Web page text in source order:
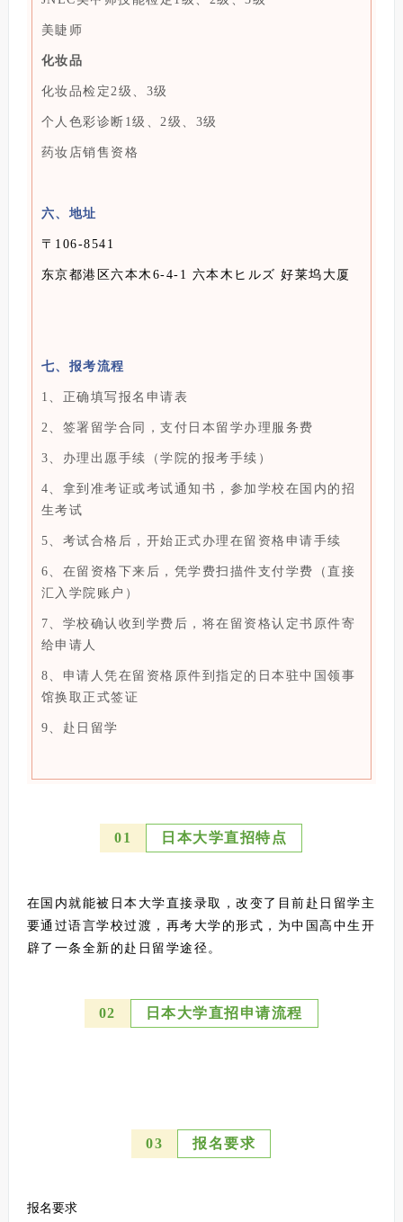
美睫师
化妆品
化妆品检定2级、3级
个人色彩诊断1级、2级、3级
药妆店销售资格
六、 地址
〒106-8541
东京都港区六本木6-4-1 六本木ヒルズ 好莱坞大厦
七、报考流程
1、正确填写报名申请表
2、签署留学合同，支付日本留学办理服务费
3、办理出愿手续（学院的报考手续）
4、拿到准考证或考试通知书，参加学校在国内的招
生考试
5、考试合格后，开始正式办理在留资格申请手续
6、在留资格下来后，凭学费扫描件支付学费
（直接
汇入学院账户）
7、学校确认收到学费后，将在留资格认定书原件寄
给申请人
8、申请人凭在留资格原件到指定的日本驻中国领事
馆换取 正式签证
9、赴日留学
01 日本大学直招特点
在国内就能被日本大学直接录取，改变了目前赴日留学主
要通过语言学校过渡，再考大学的形式，为中国高中生开
辟了一条全新的赴日留学途径。
02 日本大学直招申请流程
03 报名要求
报名要求